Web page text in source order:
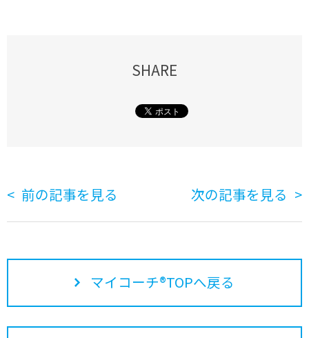
SHARE
前の記事を見る 次の記事を見る
マイコーチ®TOPへ戻る